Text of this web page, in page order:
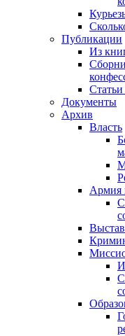
Публикации
Из
Документы
Архив
Власть
Армия